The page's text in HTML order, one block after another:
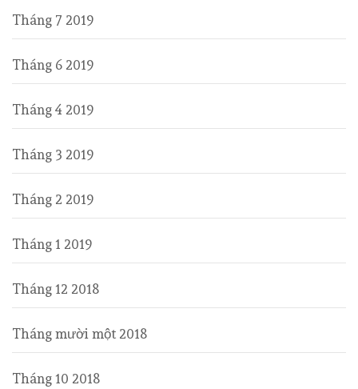
Tháng 7 2019
Tháng 6 2019
Tháng 4 2019
Tháng 3 2019
Tháng 2 2019
Tháng 1 2019
Tháng 12 2018
Tháng mười một 2018
Tháng 10 2018